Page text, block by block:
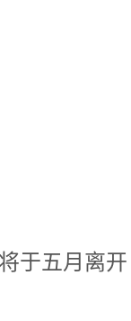
于五月离开